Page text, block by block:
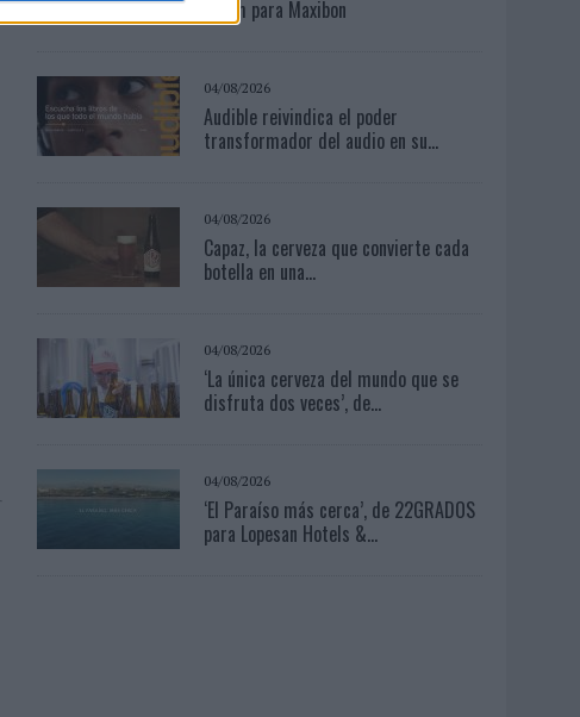
Crush para Maxibon
04/08/2026
Audible reivindica el poder
transformador del audio en su...
04/08/2026
Capaz, la cerveza que convierte cada
botella en una...
04/08/2026
‘La única cerveza del mundo que se
disfruta dos veces’, de...
04/08/2026
‘El Paraíso más cerca’, de 22GRADOS
para Lopesan Hotels &...